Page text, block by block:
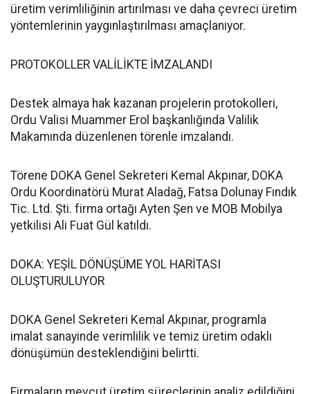
üretim verimliliğinin artırılması ve daha çevreci üretim
yöntemlerinin yaygınlaştırılması amaçlanıyor.
PROTOKOLLER VALİLİKTE İMZALANDI
Destek almaya hak kazanan projelerin protokolleri,
Ordu Valisi Muammer Erol başkanlığında Valilik
Makamında düzenlenen törenle imzalandı.
Törene DOKA Genel Sekreteri Kemal Akpınar, DOKA
Ordu Koordinatörü Murat Aladağ, Fatsa Dolunay Fındık
Tic. Ltd. Şti. firma ortağı Ayten Şen ve MOB Mobilya
yetkilisi Ali Fuat Gül katıldı.
DOKA: YEŞİL DÖNÜŞÜME YOL HARİTASI
OLUŞTURULUYOR
DOKA Genel Sekreteri Kemal Akpınar, programla
imalat sanayinde verimlilik ve temiz üretim odaklı
dönüşümün desteklendiğini belirtti.